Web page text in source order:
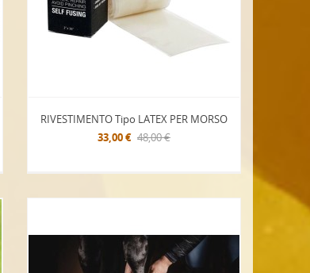
RIVESTIMENTO Tipo LATEX PER MORSO
33,00 € 48,00 €